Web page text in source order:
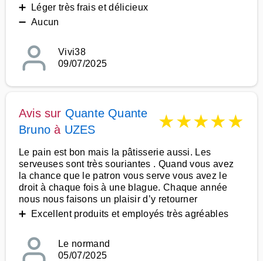
➕ Léger très frais et délicieux
➖ Aucun
Vivi38
09/07/2025
Avis sur Quante Quante
Bruno à UZES ★★★★★
Le pain est bon mais la pâtisserie aussi. Les
serveuses sont très souriantes . Quand vous avez
la chance que le patron vous serve vous avez le
droit à chaque fois à une blague. Chaque année
nous nous faisons un plaisir d’y retourner
➕ Excellent produits et employés très agréables
Le normand
05/07/2025